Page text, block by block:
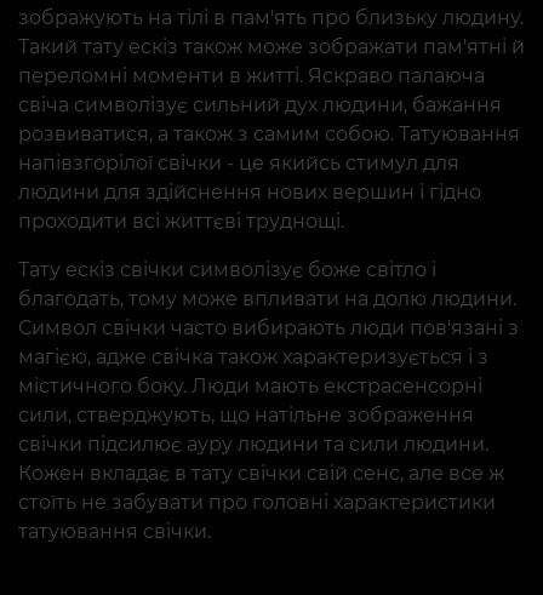
зображують на тілі в пам'ять про близьку людину.
Такий тату ескіз також може зображати пам'ятні й
переломні моменти в житті. Яскраво палаюча
свіча символізує сильний дух людини, бажання
розвиватися, а також з самим собою. Татуювання
напівзгорілої свічки - це якийсь стимул для
людини для здійснення нових вершин і гідно
проходити всі життєві труднощі.
Тату ескіз свічки символізує боже світло і
благодать, тому може впливати на долю людини.
Символ свічки часто вибирають люди пов'язані з
магією, адже свічка також характеризується і з
містичного боку. Люди мають екстрасенсорні
сили, стверджують, що натільне зображення
свічки підсилює ауру людини та сили людини.
Кожен вкладає в тату свічки свій сенс, але все ж
стоїть не забувати про головні характеристики
татуювання свічки.